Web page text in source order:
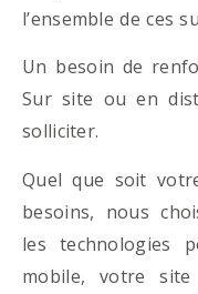
l’ensemble de ces
Un besoin de
Sur site ou en
solliciter.
Quel que soit
besoins, nous
les technologies
mobile, votre